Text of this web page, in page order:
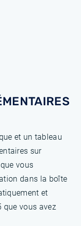
et un tableau
sur
vous
dans la boîte
et
vous avez